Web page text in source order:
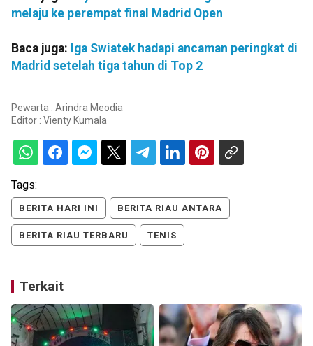
melaju ke perempat final Madrid Open
Baca juga: Iga Swiatek hadapi ancaman peringkat di
Madrid setelah tiga tahun di Top 2
Pewarta : Arindra Meodia
Editor : Vienty Kumala
Tags:
BERITA HARI INI BERITA RIAU ANTARA
BERITA RIAU TERBARU TENIS
Terkait